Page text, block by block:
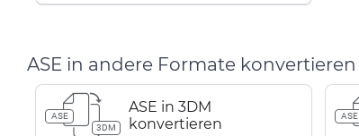
ASE in andere Formate konvertieren
ASE
3DM
ASE in 3DM
konvertieren
ASE